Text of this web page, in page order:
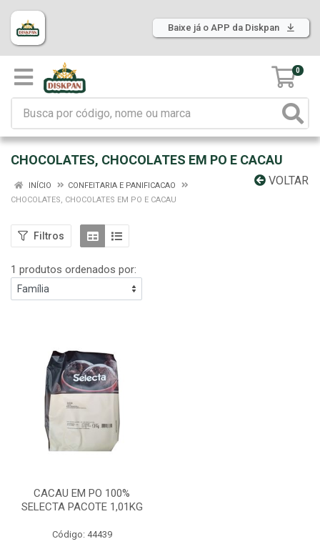
Baixe já o APP da Diskpan
0
CHOCOLATES, CHOCOLATES EM PO E CACAU
VOLTAR
INÍCIO
CONFEITARIA E PANIFICACAO
CHOCOLATES, CHOCOLATES EM PO E CACAU
Filtros
1 produtos ordenados por:
CACAU EM PO 100%
SELECTA PACOTE 1,01KG
Código: 44439